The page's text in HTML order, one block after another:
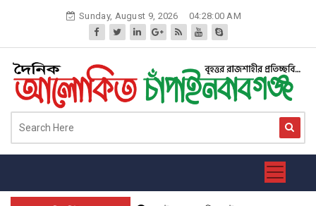
Sunday, August 9, 2026 04:28:00 AM